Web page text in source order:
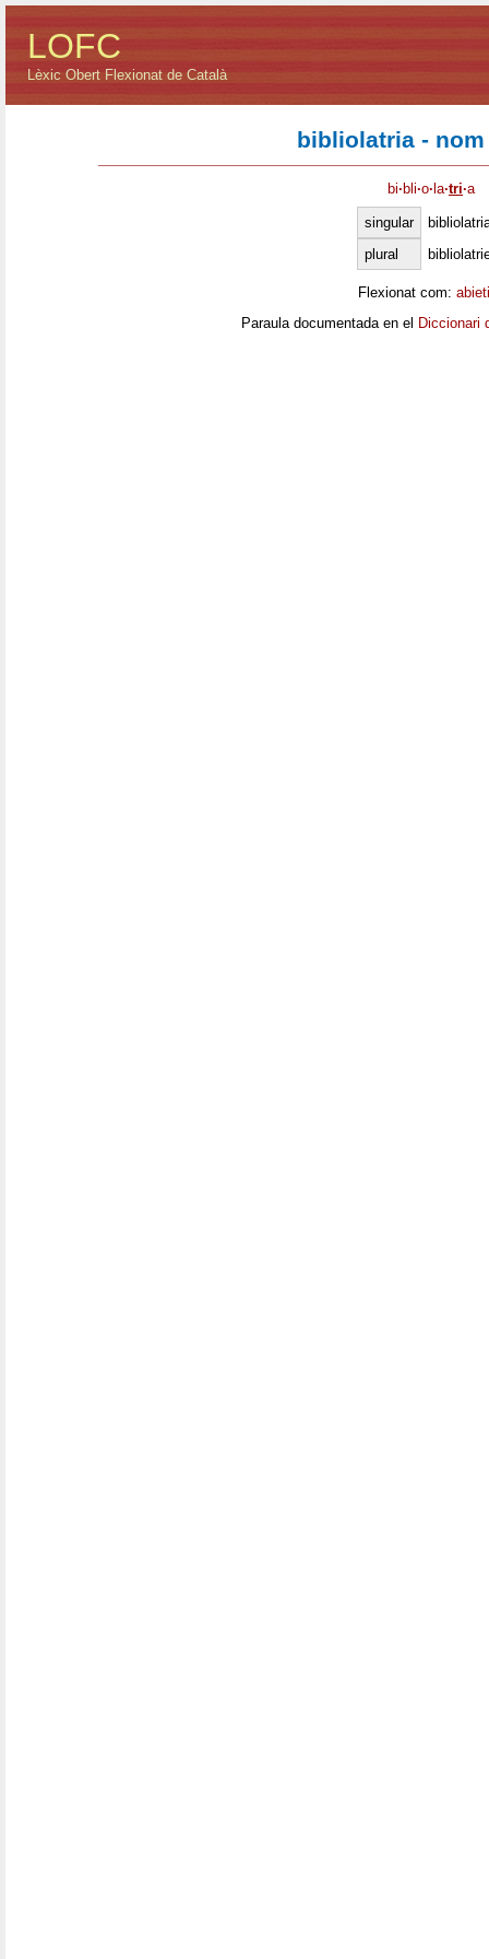
LOFC
Lèxic Obert Flexionat de Català
bibliolatria -
bi· bli·o· la·tri·a
singular
plural
Flexionat com:
Paraula documentada en el Diccionari